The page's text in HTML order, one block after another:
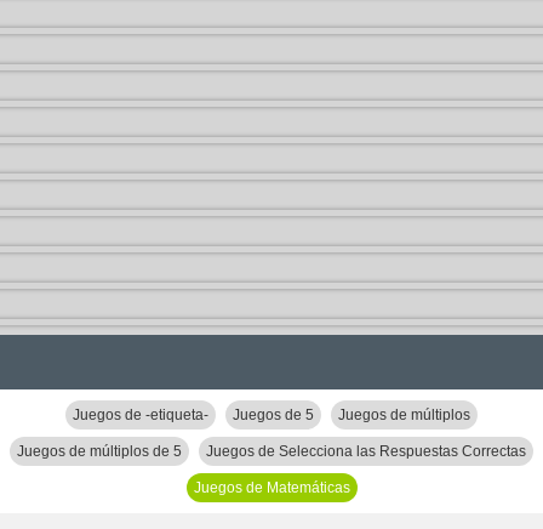
Juegos de -etiqueta- Juegos de 5 Juegos de múltiplos
Juegos de múltiplos de 5 Juegos de Selecciona las Respuestas Correctas
Juegos de Matemáticas